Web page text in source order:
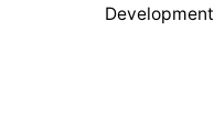
Development